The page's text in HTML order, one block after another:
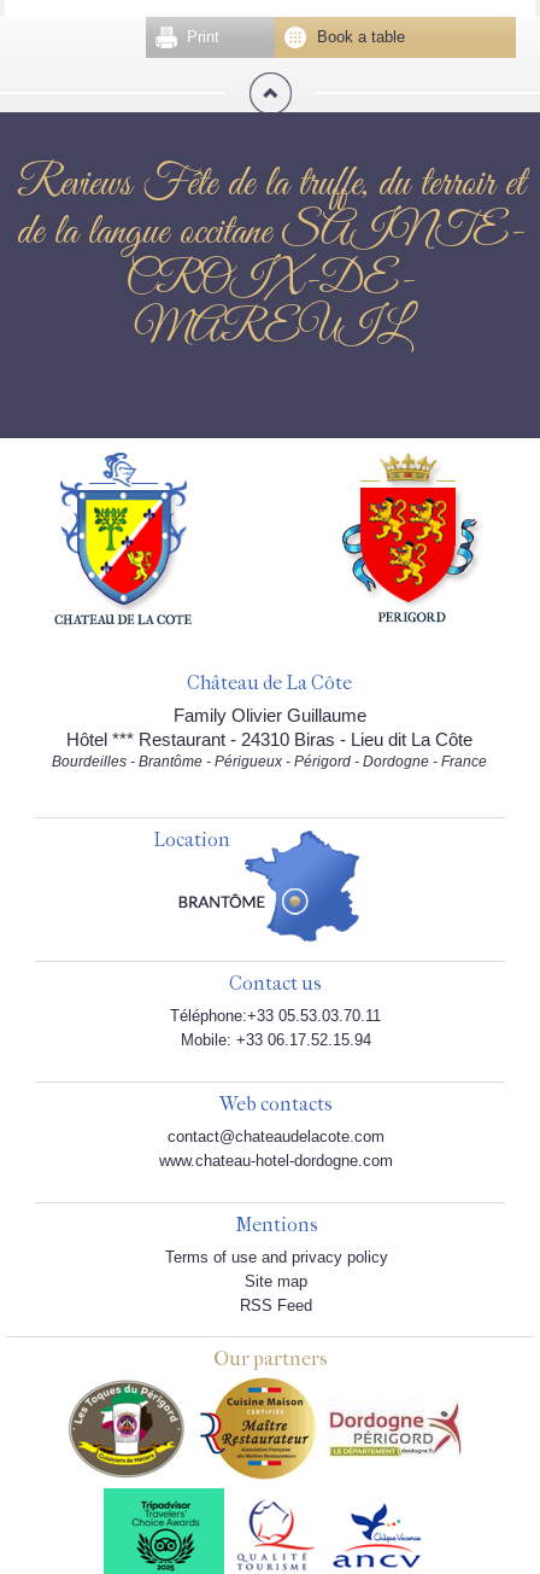
Book a table
Print
Reviews Fête de la truffe, du terroir et
de la langue occitane SAINTE-
CROIX-DE-
MAREUIL
Château de La Côte
Family Olivier Guillaume
Hôtel *** Restaurant - 24310 Biras - Lieu dit La Côte
Bourdeilles - Brantôme - Périgueux - Périgord - Dordogne - France
Location
Contact us
Téléphone:+33 05.53.03.70.11
Mobile: +33 06.17.52.15.94
Web contacts
contact@chateaudelacote.com
www.chateau-hotel-dordogne.com
Mentions
Terms of use and privacy policy
Site map
RSS Feed
Our partners